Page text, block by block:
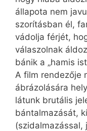
állapota nem
szorításban él,
vádolja férjét,
válaszolnak
bánik a „hamis
A film rendezője
ábrázolására
látunk brutális
bántalmazását,
(szidalmazással,